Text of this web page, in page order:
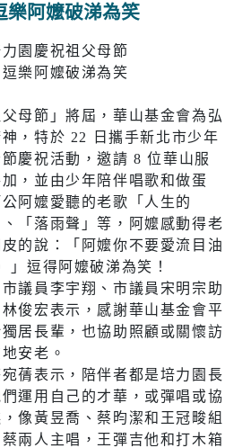
樂阿嬤破涕為笑
園慶祝祖父母節
樂阿嬤破涕為笑
父母節」將屆，華山基金會為弘
，特於 22 日攜手新北市少年
慶祝活動，邀請 8 位華山服
，並由少年陪伴唱歌和做蛋
阿嬤愛聽的老歌「人生的
「落雨聲」等，阿嬤感動得老
的說：「阿嬤你不要愛流目油
」逗得阿嬤破涕為笑！
議員李宇翔、市議員宋明宗助
俊宏表示，感謝華山基金會平
居長輩，也協助照顧或關懷訪
安老。
蒨表示，陪伴者都是培力園長
運用自己的才華，或彈唱或協
像黃昱喬、蔡昀潔和王冠畯組
兩人主唱，王彈吉他和打木箱